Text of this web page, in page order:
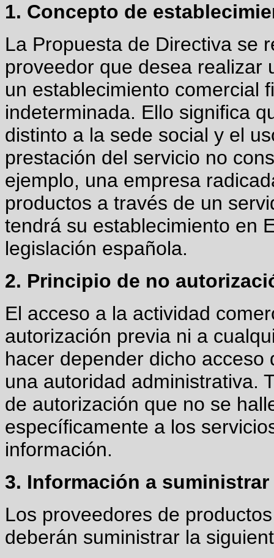
1. Concepto de
La Propuesta de Directiva se
proveedor que desea realizar
un establecimiento comercial
indeterminada. Ello significa
distinto a la sede social y el
prestación del servicio no
ejemplo, una empresa
productos a través de un
tendrá su establecimiento en
legislación española.
2. Principio de no
El acceso a la actividad
autorización previa ni a
hacer depender dicho
una autoridad administrativa.
de autorización que no se
específicamente a los
información.
3. Información a suministrar
Los proveedores de
deberán suministrar la